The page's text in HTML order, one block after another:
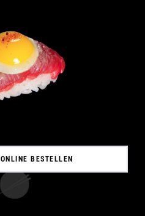
ONLINE BESTELLEN